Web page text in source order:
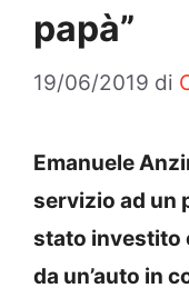
papà”
19/06/2019 di
Emanuele
servizio ad un
stato investito
da un’auto in